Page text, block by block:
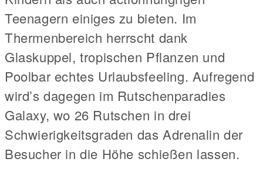
Teenagern einiges zu bieten. Im
Thermenbereich herrscht dank
Glaskuppel, tropischen Pflanzen und
Poolbar echtes Urlaubsfeeling. Aufregend
wird’s dagegen im Rutschenparadies
Galaxy, wo 26 Rutschen in drei
Schwierigkeitsgraden das Adrenalin der
Besucher in die Höhe schießen lassen.